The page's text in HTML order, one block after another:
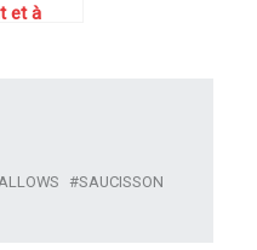
et à
SAUCISSON